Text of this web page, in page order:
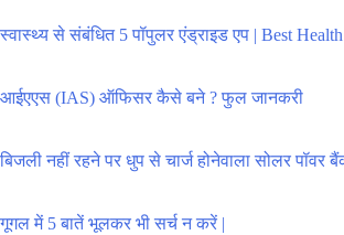
स्वास्थ्य से संबंधित 5 पॉपुलर एंड्राइड एप | Best
आईएएस (IAS) ऑफिसर कैसे बने ? फुल जानकरी
बिजली नहीं रहने पर धुप से चार्ज होनेवाला सोलर पॉवर
गूगल में 5 बातें भूलकर भी सर्च न करें |